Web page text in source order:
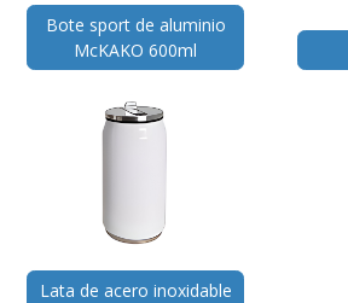
Bote sport de aluminio
McKAKO 600ml
Lata de acero inoxidable